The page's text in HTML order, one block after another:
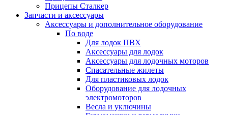
Прицепы Сталкер
Запчасти и аксессуары
Аксессуары и дополнительное оборудование
По воде
Для лодок ПВХ
Аксессуары для лодок
Аксессуары для лодочных моторов
Спасательные жилеты
Для пластиковых лодок
Оборудование для лодочных
электромоторов
Весла и уключины